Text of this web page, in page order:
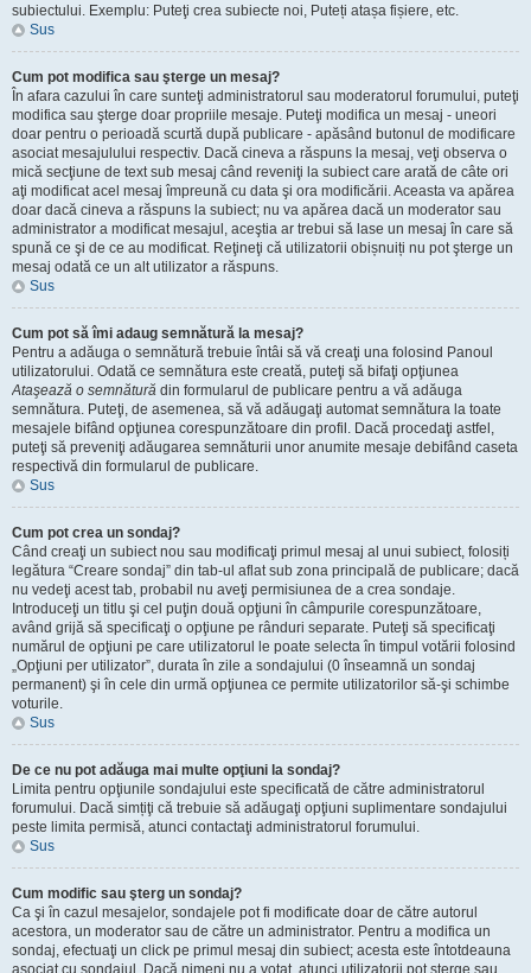
subiectului. Exemplu: Puteţi crea subiecte noi, Puteți atașa fișiere, etc.
Sus
Cum pot modifica sau şterge un mesaj?
În afara cazului în care sunteţi administratorul sau moderatorul forumului, puteţi
modifica sau şterge doar propriile mesaje. Puteţi modifica un mesaj - uneori
doar pentru o perioadă scurtă după publicare - apăsând butonul de modificare
asociat mesajulului respectiv. Dacă cineva a răspuns la mesaj, veţi observa o
mică secţiune de text sub mesaj când reveniţi la subiect care arată de câte ori
aţi modificat acel mesaj împreună cu data şi ora modificării. Aceasta va apărea
doar dacă cineva a răspuns la subiect; nu va apărea dacă un moderator sau
administrator a modificat mesajul, aceştia ar trebui să lase un mesaj în care să
spună ce şi de ce au modificat. Reţineţi că utilizatorii obișnuiți nu pot şterge un
mesaj odată ce un alt utilizator a răspuns.
Sus
Cum pot să îmi adaug semnătură la mesaj?
Pentru a adăuga o semnătură trebuie întâi să vă creaţi una folosind Panoul
utilizatorului. Odată ce semnătura este creată, puteţi să bifaţi opţiunea
Ataşează o semnătură din formularul de publicare pentru a vă adăuga
semnătura. Puteţi, de asemenea, să vă adăugaţi automat semnătura la toate
mesajele bifând opţiunea corespunzătoare din profil. Dacă procedaţi astfel,
puteţi să preveniţi adăugarea semnăturii unor anumite mesaje debifând caseta
respectivă din formularul de publicare.
Sus
Cum pot crea un sondaj?
Când creaţi un subiect nou sau modificaţi primul mesaj al unui subiect, folosiți
legătura “Creare sondaj” din tab-ul aflat sub zona principală de publicare; dacă
nu vedeţi acest tab, probabil nu aveţi permisiunea de a crea sondaje.
Introduceţi un titlu şi cel puţin două opţiuni în câmpurile corespunzătoare,
având grijă să specificaţi o opţiune pe rânduri separate. Puteţi să specificaţi
numărul de opţiuni pe care utilizatorul le poate selecta în timpul votării folosind
„Opţiuni per utilizator”, durata în zile a sondajului (0 înseamnă un sondaj
permanent) şi în cele din urmă opţiunea ce permite utilizatorilor să-şi schimbe
voturile.
Sus
De ce nu pot adăuga mai multe opţiuni la sondaj?
Limita pentru opţiunile sondajului este specificată de către administratorul
forumului. Dacă simțiţi că trebuie să adăugaţi opţiuni suplimentare sondajului
peste limita permisă, atunci contactaţi administratorul forumului.
Sus
Cum modific sau şterg un sondaj?
Ca şi în cazul mesajelor, sondajele pot fi modificate doar de către autorul
acestora, un moderator sau de către un administrator. Pentru a modifica un
sondaj, efectuaţi un click pe primul mesaj din subiect; acesta este întotdeauna
asociat cu sondajul. Dacă nimeni nu a votat, atunci utilizatorii pot şterge sau